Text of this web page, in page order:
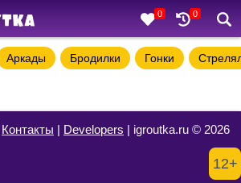
0 0
Аркады Бродилки Гонки
Контакты | Developers | igroutka.ru © 2026
12+